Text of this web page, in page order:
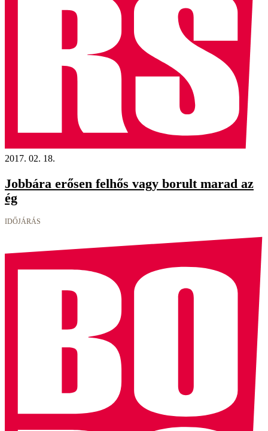
2017. 02. 18.
Jobbára erősen felhős vagy borult marad az
ég
IDŐJÁRÁS